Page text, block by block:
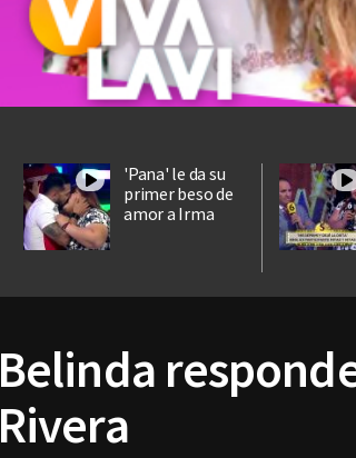
'Pana' le da su
primer beso de
amor a Irma
Belinda
Rivera